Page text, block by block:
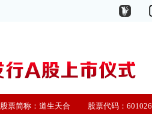
股票简称：道生天合 股票代码：601026